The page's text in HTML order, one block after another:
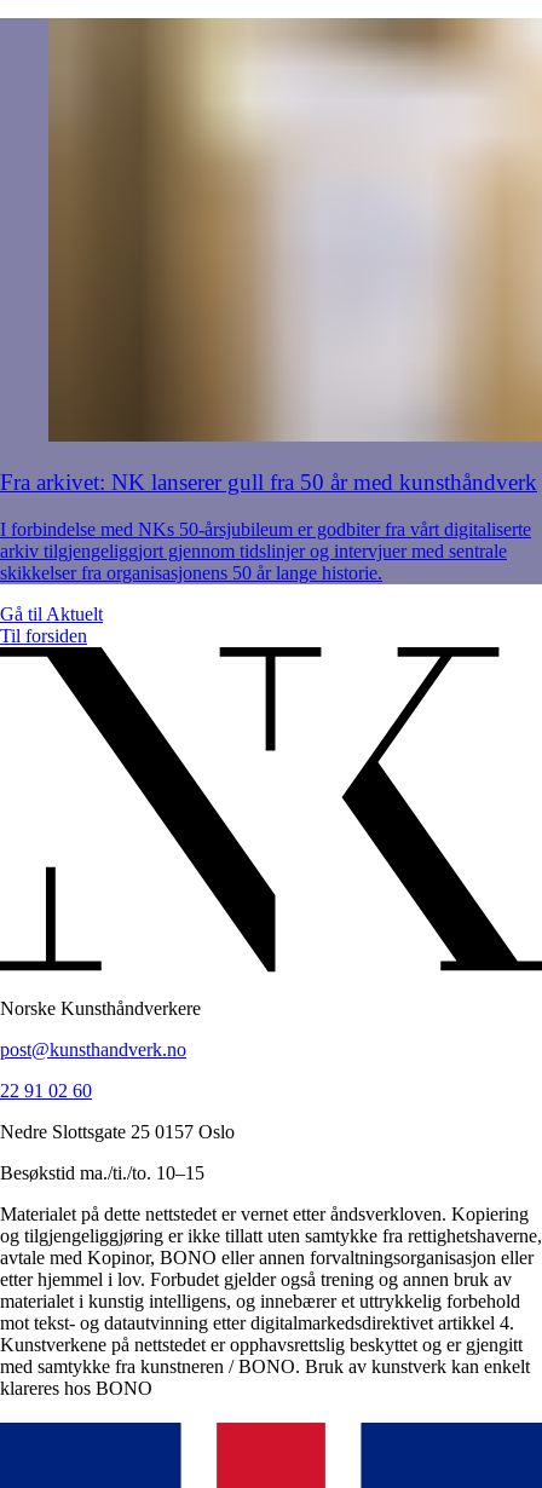
Fra arkivet: NK lanserer gull fra 50 år med kunsthåndverk
I forbindelse med NKs 50-årsjubileum er godbiter fra vårt digitaliserte
arkiv tilgjengeliggjort gjennom tidslinjer og intervjuer med sentrale
skikkelser fra organisasjonens 50 år lange historie.
Gå til Aktuelt
Til forsiden
Norske Kunsthåndverkere
post@kunsthandverk.no
22 91 02 60
Nedre Slottsgate 25 0157 Oslo
Besøkstid ma./ti./to. 10–15
Materialet på dette nettstedet er vernet etter åndsverkloven. Kopiering
og tilgjengeliggjøring er ikke tillatt uten samtykke fra rettighetshaverne,
avtale med Kopinor, BONO eller annen forvaltningsorganisasjon eller
etter hjemmel i lov. Forbudet gjelder også trening og annen bruk av
materialet i kunstig intelligens, og innebærer et uttrykkelig forbehold
mot tekst- og datautvinning etter digitalmarkedsdirektivet artikkel 4.
Kunstverkene på nettstedet er opphavsrettslig beskyttet og er gjengitt
med samtykke fra kunstneren / BONO. Bruk av kunstverk kan enkelt
klareres hos BONO